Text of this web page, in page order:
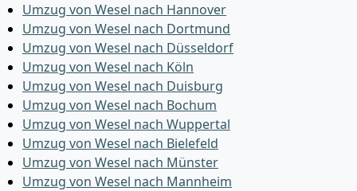
Umzug von Wesel nach Hannover
Umzug von Wesel nach Dortmund
Umzug von Wesel nach Düsseldorf
Umzug von Wesel nach Köln
Umzug von Wesel nach Duisburg
Umzug von Wesel nach Bochum
Umzug von Wesel nach Wuppertal
Umzug von Wesel nach Bielefeld
Umzug von Wesel nach Münster
Umzug von Wesel nach Mannheim